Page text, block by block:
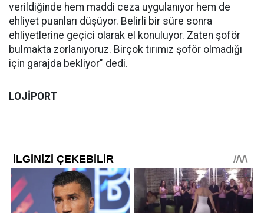
verildiğinde hem maddi ceza uygulanıyor hem de
ehliyet puanları düşüyor. Belirli bir süre sonra
ehliyetlerine geçici olarak el konuluyor. Zaten şoför
bulmakta zorlanıyoruz. Birçok tırımız şoför olmadığı
için garajda bekliyor" dedi.
LOJİPORT